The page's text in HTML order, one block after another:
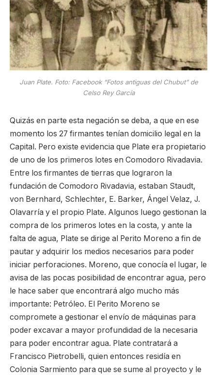
Juan Plate. Foto: Facebook “Fotos antiguas del Chubut” de
Celso Rey García
Quizás en parte esta negación se deba, a que en ese
momento los 27 firmantes tenían domicilio legal en la
Capital. Pero existe evidencia que Plate era propietario
de uno de los primeros lotes en Comodoro Rivadavia.
Entre los firmantes de tierras que lograron la
fundación de Comodoro Rivadavia, estaban Staudt,
von Bernhard, Schlechter, E. Barker, Ángel Velaz, J.
Olavarría y el propio Plate. Algunos luego gestionan la
compra de los primeros lotes en la costa, y ante la
falta de agua, Plate se dirige al Perito Moreno a fin de
pautar y adquirir los medios necesarios para poder
iniciar perforaciones. Moreno, que conocía el lugar, le
avisa de las pocas posibilidad de encontrar agua, pero
le hace saber que encontrará algo mucho más
importante: Petróleo. El Perito Moreno se
compromete a gestionar el envío de máquinas para
poder excavar a mayor profundidad de la necesaria
para poder encontrar agua. Plate contratará a
Francisco Pietrobelli, quien entonces residía en
Colonia Sarmiento para que se sume al proyecto y le